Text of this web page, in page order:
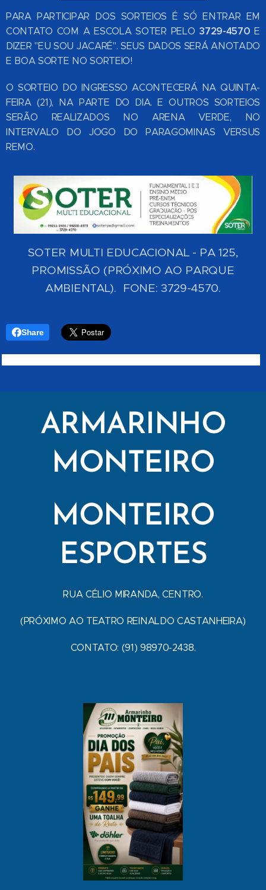
PARA PARTICIPAR DOS SORTEIOS É SÓ ENTRAR EM
CONTATO COM A ESCOLA SOTER PELO 3729-4570 E
DIZER "EU SOU JACARÉ". SEUS DADOS SERÁ ANOTADO
E BOA SORTE NO SORTEIO!
O SORTEIO DO INGRESSO ACONTECERÁ NA QUINTA-
FEIRA (21), NA PARTE DO DIA. E OUTROS SORTEIOS
SERÃO REALIZADOS NO ARENA VERDE, NO
INTERVALO DO JOGO DO PARAGOMINAS VERSUS
REMO.
SOTER MULTI EDUCACIONAL - PA 125,
PROMISSÃO (PRÓXIMO AO PARQUE
AMBIENTAL). FONE: 3729-4570.
Share
ARMARINHO
MONTEIRO
MONTEIRO
ESPORTES
RUA CÉLIO MIRANDA, CENTRO.
(PRÓXIMO AO TEATRO REINALDO CASTANHEIRA)
CONTATO: (91) 98970-2438.